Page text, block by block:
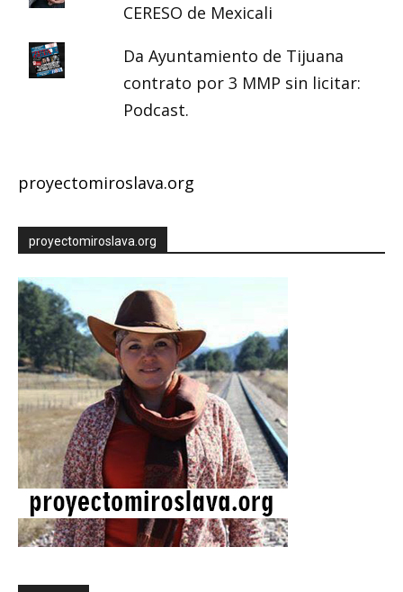
CERESO de Mexicali
Da Ayuntamiento de Tijuana
contrato por 3 MMP sin licitar:
Podcast.
proyectomiroslava.org
proyectomiroslava.org